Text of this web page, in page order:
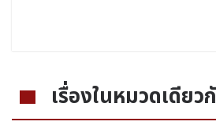
เรื่องในหมวดเดียว